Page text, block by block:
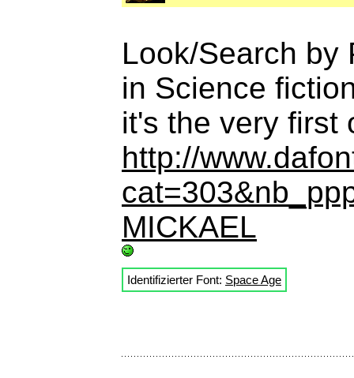
Look/Search by
in Science
it's the very first
http://
MICKAEL
Identifizierter Font: Space Age